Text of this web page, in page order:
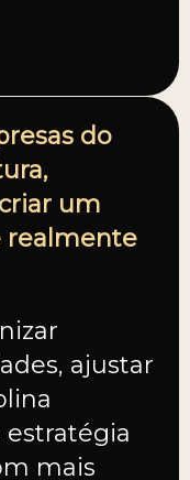
do
um
realmente
ajustar
estratégia
mais